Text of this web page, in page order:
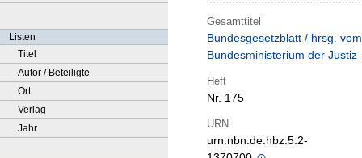
Listen
Titel
Autor / Beteiligte
Ort
Verlag
Jahr
Gesamttitel
Bundesgesetzblatt / hrsg. vom
Bundesministerium der Justiz
Heft
Nr. 175
URN
urn:nbn:de:hbz:5:2-